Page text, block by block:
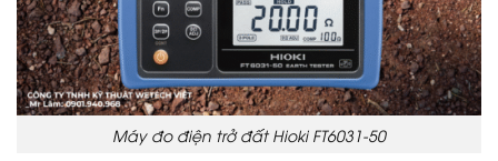
Máy đo điện trở đất Hioki FT6031-50